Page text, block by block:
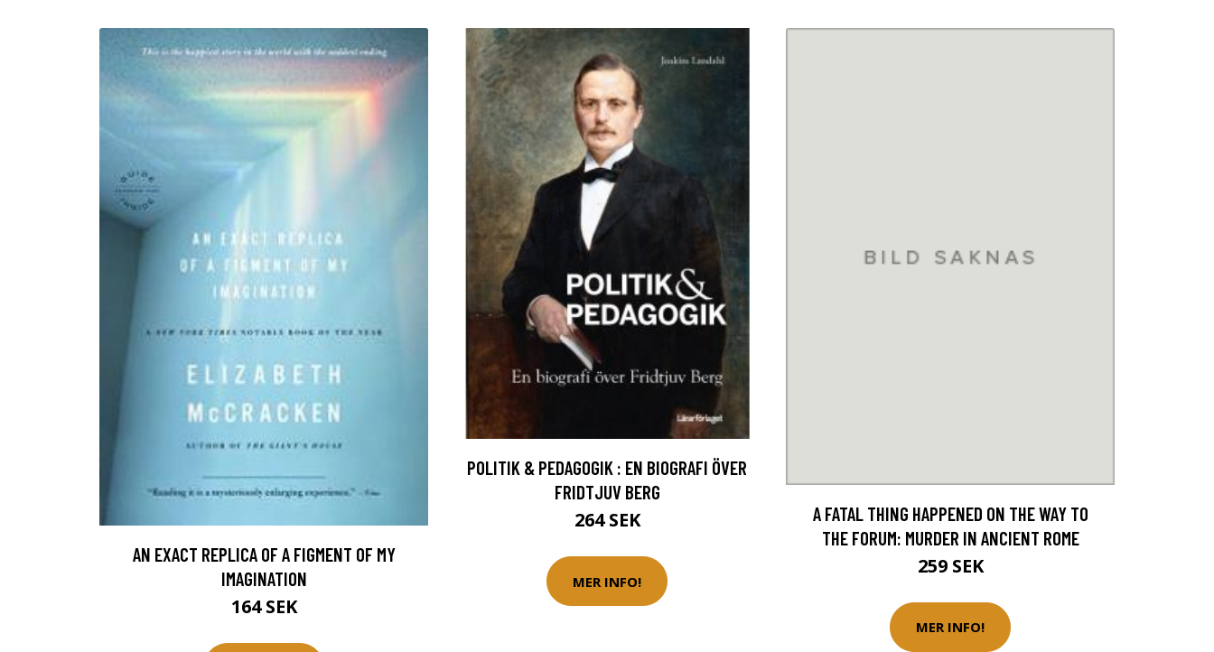
AN EXACT REPLICA OF A FIGMENT OF MY
IMAGINATION
164 SEK
POLITIK & PEDAGOGIK : EN BIOGRAFI ÖVER
FRIDTJUV BERG
264 SEK
MER INFO!
A FATAL THING HAPPENED ON THE WAY TO
THE FORUM: MURDER IN ANCIENT ROME
259 SEK
MER INFO!